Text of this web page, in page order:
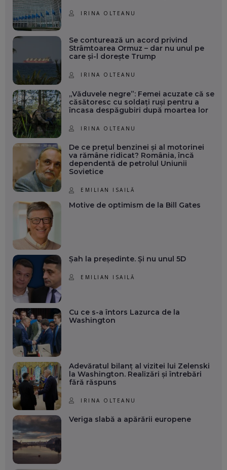
IRINA OLTEANU
Se conturează un acord privind
Strâmtoarea Ormuz – dar nu unul pe
care și-l dorește Trump
IRINA OLTEANU
„Văduvele negre”: Femei acuzate că se
căsătoresc cu soldați ruși pentru a
încasa despăgubiri după moartea lor
IRINA OLTEANU
De ce prețul benzinei și al motorinei
va rămâne ridicat? România, încă
dependentă de petrolul Uniunii
Sovietice
EMILIAN ISAILĂ
Motive de optimism de la Bill Gates
Șah la președinte. Și nu unul 5D
EMILIAN ISAILĂ
Cu ce s-a întors Lazurca de la
Washington
Adevăratul bilanț al vizitei lui Zelenski
la Washington. Realizări și întrebări
fără răspuns
IRINA OLTEANU
Veriga slabă a apărării europene